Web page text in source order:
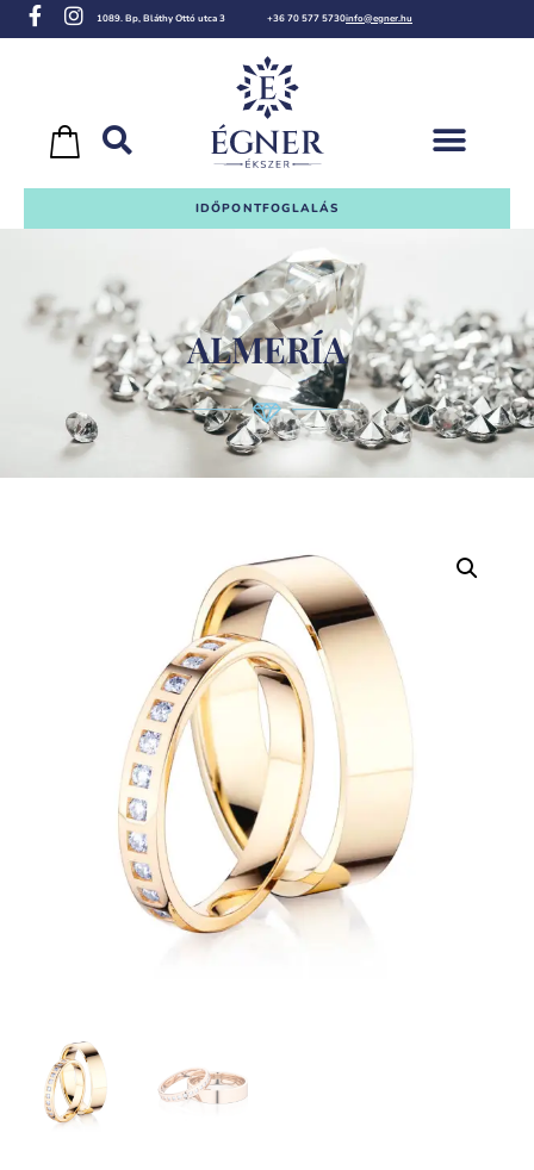
1089. Bp, Bláthy Ottó utca 3 +36 70 577 5730info@egner.hu
IDŐPONTFOGLALÁS
ALMERÍA